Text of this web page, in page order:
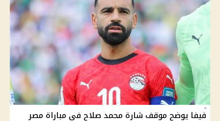
فيفا يوضح موقف شارة محمد صلاح في مباراة مصر